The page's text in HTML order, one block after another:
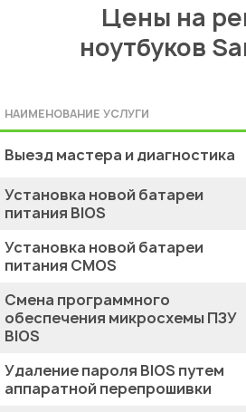
Цены на
ноутбуков
НАИМЕНОВАНИЕ УСЛУГИ
Выезд мастера и диагностика
Установка новой батареи
питания BIOS
Установка новой батареи
питания CMOS
Смена программного
обеспечения микросхемы ПЗУ
BIOS
Удаление пароля BIOS путем
аппаратной перепрошивки